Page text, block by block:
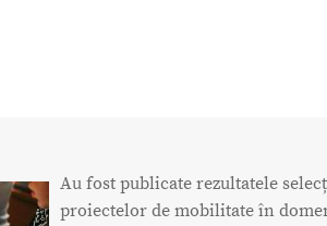
Au fost publicate rezultatele
proiectelor de mobilitate în